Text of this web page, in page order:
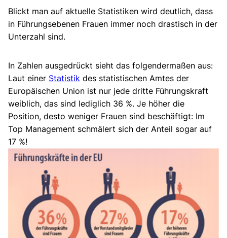
Blickt man auf aktuelle Statistiken wird deutlich, dass
in Führungsebenen Frauen immer noch drastisch in der
Unterzahl sind.
In Zahlen ausgedrückt sieht das folgendermaßen aus:
Laut einer Statistik des statistischen Amtes der
Europäischen Union ist nur jede dritte Führungskraft
weiblich, das sind lediglich 36 %. Je höher die
Position, desto weniger Frauen sind beschäftigt: Im
Top Management schmälert sich der Anteil sogar auf
17 %!